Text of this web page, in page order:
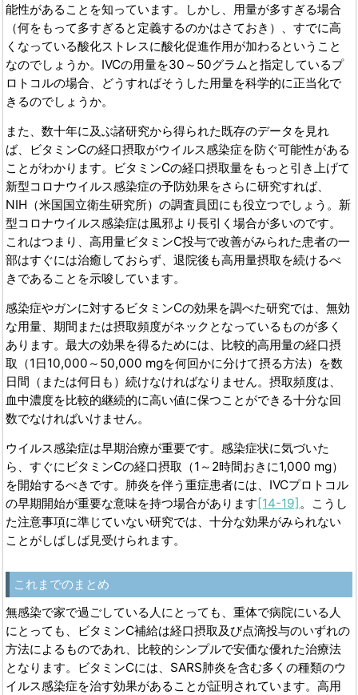
能性があることを知っています。しかし、用量が多すぎる場合
（何をもって多すぎると定義するのかはさておき）、すでに高
くなっている酸化ストレスに酸化促進作用が加わるということ
なのでしょうか。IVCの用量を30～50グラムと指定しているプ
ロトコルの場合、どうすればそうした用量を科学的に正当化で
きるのでしょうか。
また、数十年に及ぶ諸研究から得られた既存のデータを見れ
ば、ビタミンCの経口摂取がウイルス感染症を防ぐ可能性がある
ことがわかります。ビタミンCの経口摂取量をもっと引き上げて
新型コロナウイルス感染症の予防効果をさらに研究すれば、
NIH（米国国立衛生研究所）の調査員団にも役立つでしょう。新
型コロナウイルス感染症は風邪より長引く場合が多いのです。
これはつまり、高用量ビタミンC投与で改善がみられた患者の一
部はすぐには治癒しておらず、退院後も高用量摂取を続けるべ
きであることを示唆しています。
感染症やガンに対するビタミンCの効果を調べた研究では、無効
な用量、期間または摂取頻度がネックとなっているものが多く
あります。最大の効果を得るためには、比較的高用量の経口摂
取（1日10,000～50,000 mgを何回かに分けて摂る方法）を数
日間（または何日も）続けなければなりません。摂取頻度は、
血中濃度を比較的継続的に高い値に保つことができる十分な回
数でなければいけません。
ウイルス感染症は早期治療が重要です。感染症状に気づいた
ら、すぐにビタミンCの経口摂取（1～2時間おきに1,000 mg）
を開始するべきです。肺炎を伴う重症患者には、IVCプロトコル
の早期開始が重要な意味を持つ場合があります [14-19] 。こうし
た注意事項に準じていない研究では、十分な効果がみられない
ことがしばしば見受けられます。
これまでのまとめ
無感染で家で過ごしている人にとっても、重体で病院にいる人
にとっても、ビタミンC補給は経口摂取及び点滴投与のいずれの
方法によるものであれ、比較的シンプルで安価な優れた治療法
となります。ビタミンCには、SARS肺炎を含む多くの種類のウ
イルス感染症を治す効果があることが証明されています。高用